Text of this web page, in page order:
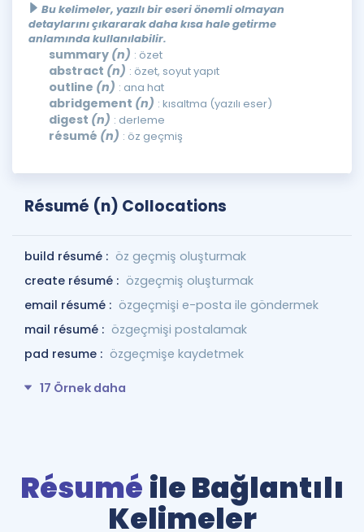
Bu kelimeler, yazılı bir eseri önemli olmayan
detaylarını çıkararak daha kısa hale getirme
anlamında kullanılabilir.
summary (n) : özet
abstract (n) : özet, soyut yapıt
outline (n) : ana hat
abridgement (n) : kısaltma (yazılı eser)
digest (n) : derleme
résumé (n) : öz geçmiş
Résumé (n) Collocations
build résumé : öz geçmiş oluşturmak
create résumé : özgeçmiş oluşturmak
email résumé : özgeçmişi e-posta ile göndermek
mail résumé : özgeçmişi postalamak
pad resume : özgeçmişe kaydetmek
17 Örnek daha
Résumé ile Bağlantılı
Kelimeler